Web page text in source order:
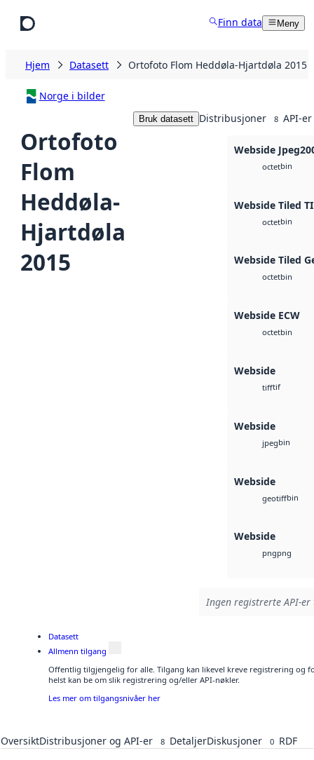
Finn data Meny
Hjem Datasett Ortofoto Flom Heddøla-Hjartdøla 2015
Norge i bilder
Ortofoto
Flom
Heddøla-
Hjartdøla
2015
Bruk datasett Distribusjoner 8 API-er
Webside
octetbin
Webside Tiled
octetbin
Webside Tiled
octetbin
Webside ECW
octetbin
Webside
tifftif
Webside
jpegbin
Webside
geotiffbin
Webside
pngpng
Ingen registrerte API-
Datasett
Allmenn tilgang
Offentlig tilgjengelig for alle. Tilgang kan likevel kreve registrering og
helst kan be om slik registrering og/eller API-nøkler.
Les mer om tilgangsnivåer her
OversiktDistribusjoner og API-er 8 DetaljerDiskusjoner 0 RDF